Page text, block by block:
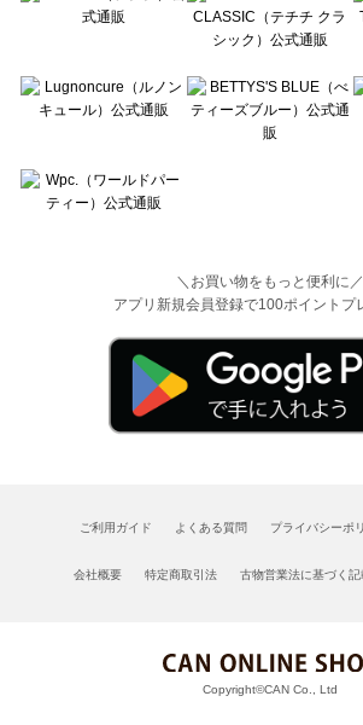
＼お買い物をもっと便利に／
アプリ新規会員登録で100ポイントプ
ご利用ガイド よくある質問 プライバシーポ
会社概要 特定商取引法 古物営業法に基づく記
Copyright©CAN Co., Ltd